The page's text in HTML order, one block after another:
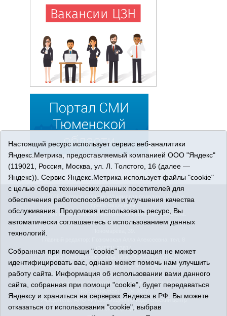
© 2026 Сетевое издание «Ишимская правда». 16+. Все
права защищены.
© При использовании материалов ссылка обязательна.
Адрес редакции: 627750 Тюменская область, г. Ишим, ул.
(34551) 23814
Адрес электронной почты:
IshimPravda-1@obl72.ru
Регистрационный номер СМИ Эл № ФС77-69445 выдано
Федеральной службой по надзору в сфере связи,
информационных технологий и массовых коммуникаций
Учредитель: АНО «Информационно-издательский центр
«Ишимская правда».
Настоящий ресурс использует сервис веб-аналитики
Яндекс.Метрика, предоставляемый компанией ООО "Яндекс"
(119021, Россия, Москва, ул. Л. Толстого, 16 (далее —
Яндекс)). Сервис Яндекс.Метрика использует файлы "cookie"
с целью сбора технических данных посетителей для
обеспечения работоспособности и улучшения качества
обслуживания. Продолжая использовать ресурс, Вы
автоматически соглашаетесь с использованием данных
технологий.
Собранная при помощи "cookie" информация не может
идентифицировать вас, однако может помочь нам улучшить
работу сайта. Информация об использовании вами данного
сайта, собранная при помощи "cookie", будет передаваться
Яндексу и храниться на серверах Яндекса в РФ. Вы можете
отказаться от использования "cookie", выбрав